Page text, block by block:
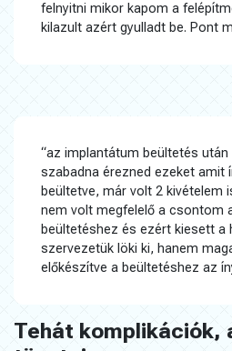
felnyitni mikor kapom a
kilazult azért gyulladt be. Pont
“az implantátum beültetés
szabadna érezned ezeket amit
beültetve, már volt 2 kivételem
nem volt megfelelő a csontom
beültetéshez és ezért kiesett a
szervezetük löki ki, hanem
előkészítve a beültetéshez az
Tehát komplikációk,